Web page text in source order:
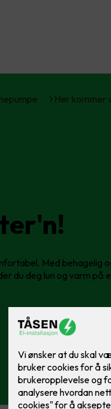
Her kommer
Med behagelig
du deg lun og varm på